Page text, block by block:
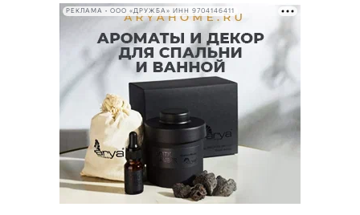
РЕКЛАМА • ООО «ДРУЖБА» ИНН 9704146411